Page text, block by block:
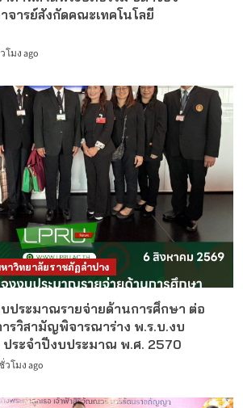
จารย์สังกัดคณะเทคโนโลยี
โมง ago
าวิทยาลัยราชภัฏลำปาง
บประมาณรายจ่ายด้านการศึกษา ต่อ
รวิสามัญพิจารณาร่าง พ.ร.บ.งบ
ระจำปีงบประมาณ พ.ศ. 2570
วโมง ago